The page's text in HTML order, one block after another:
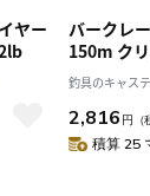
ヤー
バークレ
150m ク
釣具のキャス
2,816 円
積算 25